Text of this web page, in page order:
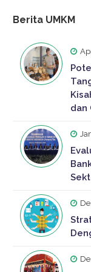
Berita UMKM
dan